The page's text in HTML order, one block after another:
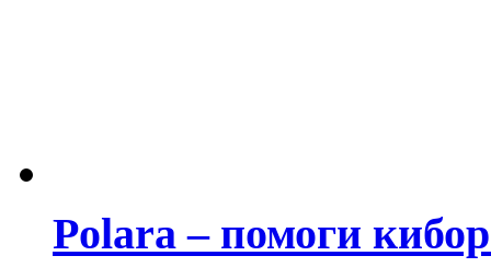
Polara – помоги